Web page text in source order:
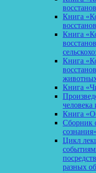
Книга
Книга
Книга
Книга
Книга
Сборник
сознания»
Цикл
разных